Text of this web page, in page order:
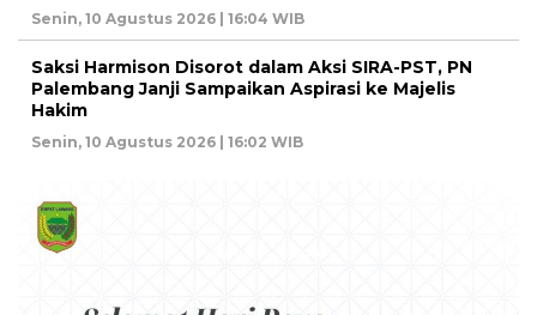
Senin, 10 Agustus 2026 | 16:04 WIB
Saksi Harmison Disorot dalam Aksi SIRA-PST, PN
Palembang Janji Sampaikan Aspirasi ke Majelis
Hakim
Senin, 10 Agustus 2026 | 16:02 WIB